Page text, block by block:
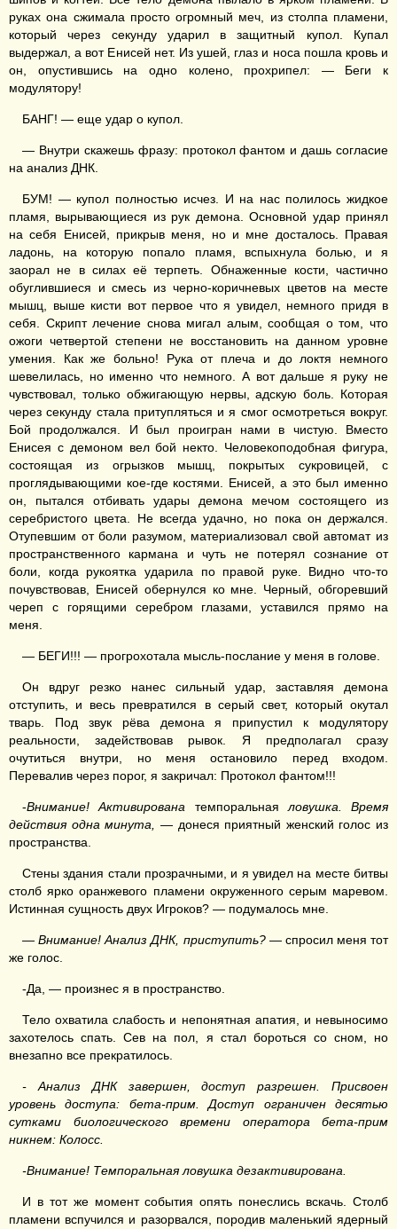
руках она сжимала просто огромный меч, из столпа пламени,
который через секунду ударил в защитный купол. Купал
выдержал, а вот Енисей нет. Из ушей, глаз и носа пошла кровь и
он, опустившись на одно колено, прохрипел: — Беги к
модулятору!
БАНГ! — еще удар о купол.
— Внутри скажешь фразу: протокол фантом и дашь согласие
на анализ ДНК.
БУМ! — купол полностью исчез. И на нас полилось жидкое
пламя, вырывающиеся из рук демона. Основной удар принял
на себя Енисей, прикрыв меня, но и мне досталось. Правая
ладонь, на которую попало пламя, вспыхнула болью, и я
заорал не в силах её терпеть. Обнаженные кости, частично
обуглившиеся и смесь из черно-коричневых цветов на месте
мышц, выше кисти вот первое что я увидел, немного придя в
себя. Скрипт лечение снова мигал алым, сообщая о том, что
ожоги четвертой степени не восстановить на данном уровне
умения. Как же больно! Рука от плеча и до локтя немного
шевелилась, но именно что немного. А вот дальше я руку не
чувствовал, только обжигающую нервы, адскую боль. Которая
через секунду стала притупляться и я смог осмотреться вокруг.
Бой продолжался. И был проигран нами в чистую. Вместо
Енисея с демоном вел бой некто. Человекоподобная фигура,
состоящая из огрызков мышц, покрытых сукровицей, с
проглядывающими кое-где костями. Енисей, а это был именно
он, пытался отбивать удары демона мечом состоящего из
серебристого цвета. Не всегда удачно, но пока он держался.
Отупевшим от боли разумом, материализовал свой автомат из
пространственного кармана и чуть не потерял сознание от
боли, когда рукоятка ударила по правой руке. Видно что-то
почувствовав, Енисей обернулся ко мне. Черный, обгоревший
череп с горящими серебром глазами, уставился прямо на
меня.
— БЕГИ!!! — прогрохотала мысль-послание у меня в голове.
Он вдруг резко нанес сильный удар, заставляя демона
отступить, и весь превратился в серый свет, который окутал
тварь. Под звук рёва демона я припустил к модулятору
реальности, задействовав рывок. Я предполагал сразу
очутиться внутри, но меня остановило перед входом.
Перевалив через порог, я закричал: Протокол фантом!!!
-Внимание! Активирована темпоральная ловушка. Время
действия одна минута,
— донеся приятный женский голос из
пространства.
Стены здания стали прозрачными, и я увидел на месте битвы
столб ярко оранжевого пламени окруженного серым маревом.
Истинная сущность двух Игроков? — подумалось мне.
— Внимание! Анализ ДНК, приступить?— спросил меня тот
же голос.
-Да, — произнес я в пространство.
Тело охватила слабость и непонятная апатия, и невыносимо
захотелось спать. Сев на пол, я стал бороться со сном, но
внезапно все прекратилось.
- Анализ ДНК завершен, доступ разрешен. Присвоен
уровень доступа: бета-прим. Доступ ограничен десятью
сутками биологического времени оператора бета-прим
никнем: Колосс.
-Внимание! Темпоральная ловушка дезактивирована.
И в тот же момент события опять понеслись вскачь. Столб
пламени вспучился и разорвался, породив маленький ядерный